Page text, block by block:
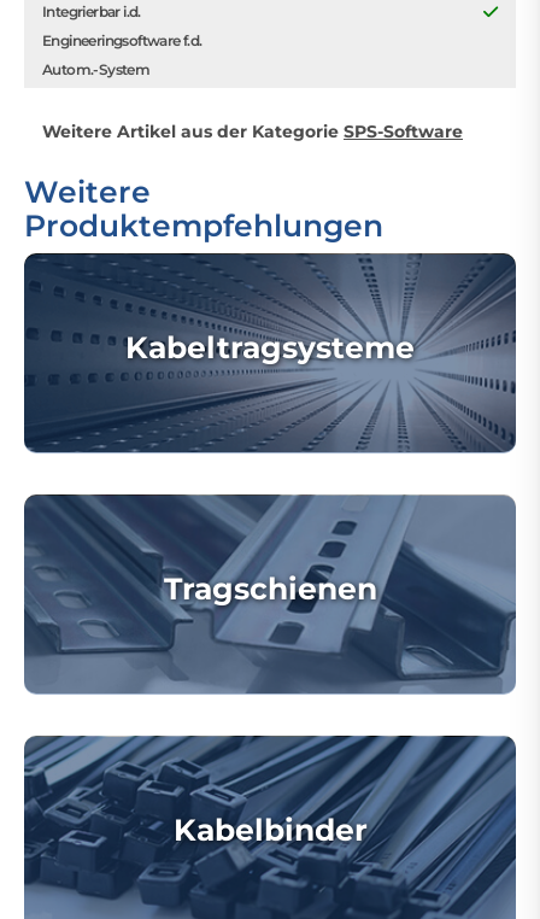
Integrierbar i.d.
Engineeringsoftware f.d.
Autom.-System
Weitere Artikel aus der Kategorie SPS-Software
Weitere
Produktempfehlungen
Kabeltragsysteme
Tragschienen
Kabelbinder